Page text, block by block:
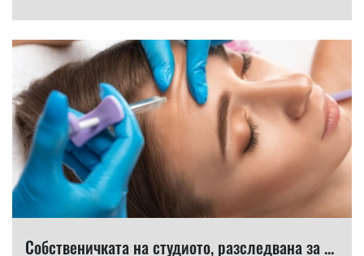
Собственичката на студиото, разследвана за ...